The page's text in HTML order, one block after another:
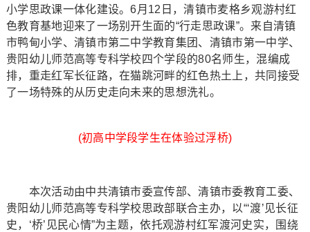
小学思政课一体化建设。6月12日，清镇市麦格乡观游村红
色教育基地迎来了一场别开生面的“行走思政课”。来自清镇
市鸭甸小学、清镇市第二中学教育集团、清镇市第一中学、
贵阳幼儿师范高等专科学校四个学段的80名师生，混编成
排，重走红军长征路，在猫跳河畔的红色热土上，共同接受
了一场特殊的从历史走向未来的思想洗礼。
(初高中学段学生在体验过浮桥)
本次活动由中共清镇市委宣传部、清镇市委教育工委、
贵阳幼儿师范高等专科学校思政部联合主办，以“‘渡’见长征
史，‘桥’见民心情”为主题，依托观游村红军渡河史实，围绕